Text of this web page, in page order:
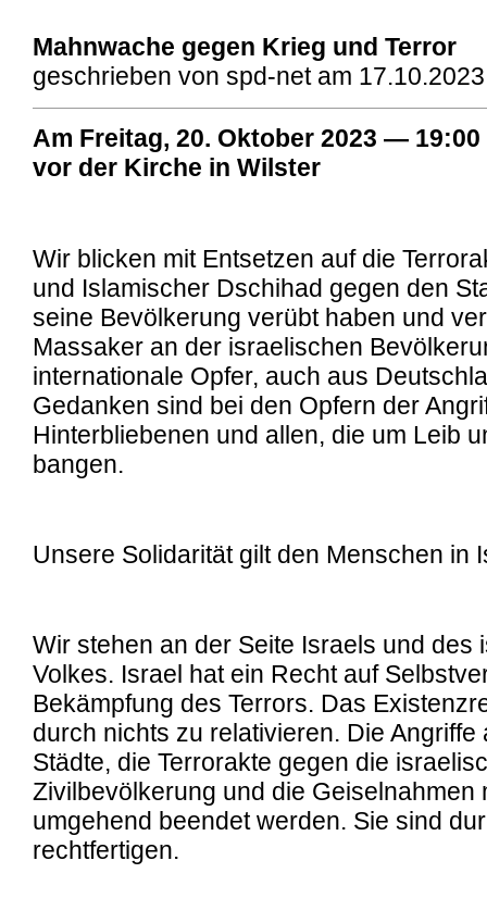
Mahnwache gegen Krieg und Terror
geschrieben von spd-net am
Am Freitag, 20. Oktober 2023 —
vor der Kirche in Wilster
Wir blicken mit Entsetzen auf die
und Islamischer Dschihad gegen den
seine Bevölkerung verübt haben und
Massaker an der israelischen
internationale Opfer, auch aus
Gedanken sind bei den Opfern der
Hinterbliebenen und allen, die um Leib
bangen.
Unsere Solidarität gilt den Menschen in
Wir stehen an der Seite Israels und des
Volkes. Israel hat ein Recht auf
Bekämpfung des Terrors. Das
durch nichts zu relativieren. Die Angriffe
Städte, die Terrorakte gegen die
Zivilbevölkerung und die Geiselnahmen
umgehend beendet werden. Sie sind
rechtfertigen.